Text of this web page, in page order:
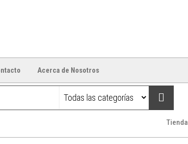
Acerca de Nosotros
Tienda